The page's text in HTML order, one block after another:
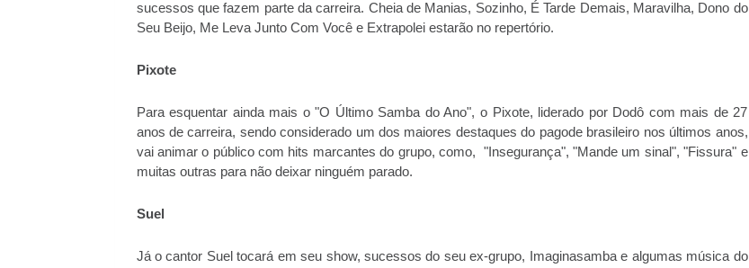
sucessos que fazem parte da carreira. Cheia de Manias, Sozinho, É Tarde Demais, Maravilha, Dono do
Seu Beijo, Me Leva Junto Com Você e Extrapolei estarão no repertório.
Pixote
Para esquentar ainda mais o "O Último Samba do Ano", o Pixote, liderado por Dodô com mais de 27
anos de carreira, sendo considerado um dos maiores destaques do pagode brasileiro nos últimos anos,
vai animar o público com hits marcantes do grupo, como, "Insegurança", "Mande um sinal", "Fissura" e
muitas outras para não deixar ninguém parado.
Suel
Já o cantor Suel tocará em seu show, sucessos do seu ex-grupo, Imaginasamba e algumas música do